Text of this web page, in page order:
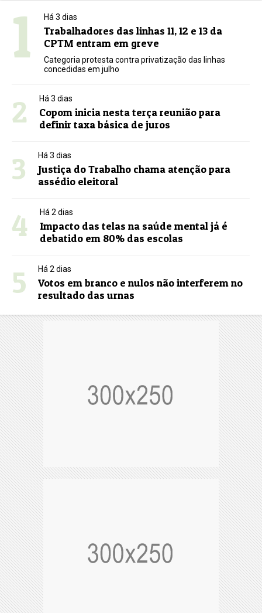
1 Há 3 dias
Trabalhadores das linhas 11, 12 e 13 da
CPTM entram em greve
Categoria protesta contra privatização das linhas
concedidas em julho
2 Há 3 dias
Copom inicia nesta terça reunião para
definir taxa básica de juros
3 Há 3 dias
Justiça do Trabalho chama atenção para
assédio eleitoral
4 Há 2 dias
Impacto das telas na saúde mental já é
debatido em 80% das escolas
5 Há 2 dias
Votos em branco e nulos não interferem no
resultado das urnas